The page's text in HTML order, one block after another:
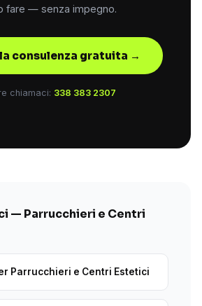
fare — senza impegno.
consulenza gratuita →
chiamaci: 338 383 2307
— Parrucchieri e Centri
Parrucchieri e Centri Estetici